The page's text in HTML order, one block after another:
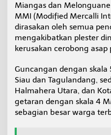
Miangas dan
MMI (Modified Mercalli
dirasakan oleh semua
mengakibatkan plester
kerusakan cerobong asap
Guncangan dengan skala
Siau dan Tagulandang,
Halmahera Utara, dan
getaran dengan skala 4
sebagian besar warga